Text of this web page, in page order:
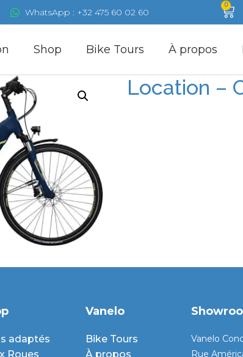
WhatsApp : +32 475 60 02 60
0
Shop Bike Tours À propos
Location –
adaptés
Roues
Vanelo
Bike Tours
À propos
Vanelo
Rue